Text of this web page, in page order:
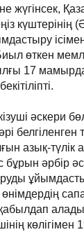
жүгінсек,
күштерінің
өткен
17
әскери
белгіленген
азық-түлік
бұрын әрбір
өнімдердің
қабылдап
көлігімен